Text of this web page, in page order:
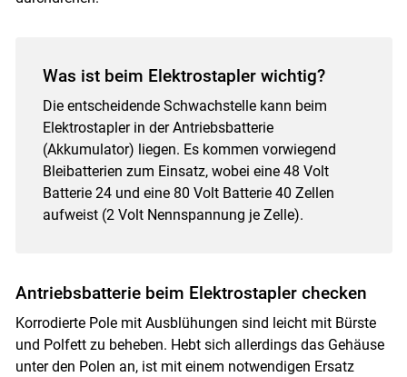
Was ist beim Elektrostapler wichtig?
Die entscheidende Schwachstelle kann beim
Elektrostapler in der Antriebsbatterie
(Akkumulator) liegen. Es kommen vorwiegend
Bleibatterien zum Einsatz, wobei eine 48 Volt
Batterie 24 und eine 80 Volt Batterie 40 Zellen
aufweist (2 Volt Nennspannung je Zelle).
Antriebsbatterie beim Elektrostapler checken
Korrodierte Pole mit Ausblühungen sind leicht mit Bürste
und Polfett zu beheben. Hebt sich allerdings das Gehäuse
unter den Polen an, ist mit einem notwendigen Ersatz